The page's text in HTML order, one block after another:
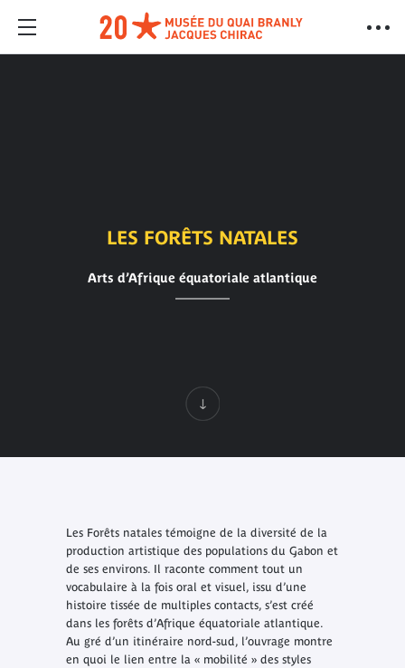
LES FORÊTS NATALES
Arts d’Afrique équatoriale atlantique
Les Forêts natales témoigne de la diversité de la
production artistique des populations du Gabon et
de ses environs. Il raconte comment tout un
vocabulaire à la fois oral et visuel, issu d’une
histoire tissée de multiples contacts, s’est créé
dans les forêts d’Afrique équatoriale atlantique.
Au gré d’un itinéraire nord-sud, l’ouvrage montre
en quoi le lien entre la « mobilité » des styles